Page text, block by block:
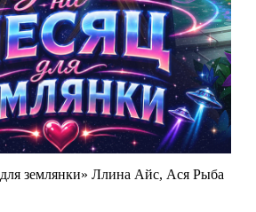
землянки» Ллина Айс, Ася Рыба